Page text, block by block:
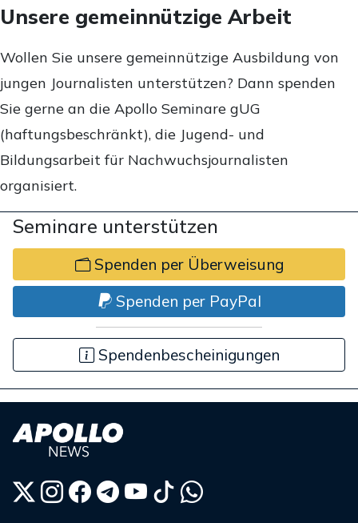
Unsere gemeinnützige Arbeit
Wollen Sie unsere gemeinnützige Ausbildung von
jungen Journalisten unterstützen? Dann spenden
Sie gerne an die Apollo Seminare gUG
(haftungsbeschränkt), die Jugend- und
Bildungsarbeit für Nachwuchsjournalisten
organisiert.
Seminare unterstützen
Spenden per Überweisung
Spenden per PayPal
Spendenbescheinigungen